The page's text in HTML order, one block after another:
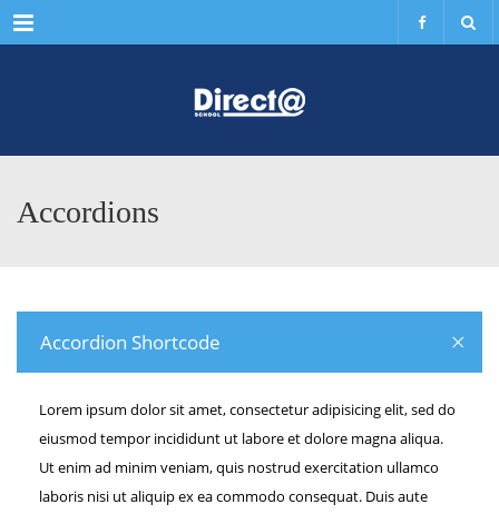
Menu
Accordions
Accordion Shortcode
Lorem ipsum dolor sit amet, consectetur adipisicing elit, sed do
eiusmod tempor incididunt ut labore et dolore magna aliqua.
Ut enim ad minim veniam, quis nostrud exercitation ullamco
laboris nisi ut aliquip ex ea commodo consequat. Duis aute